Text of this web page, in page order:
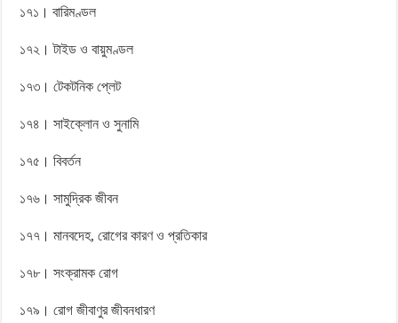
১৭১। বারিমণ্ডল
১৭২। টাইড ও বায়ুমণ্ডল
১৭৩। টেকটনিক প্লেট
১৭৪। সাইক্লোন ও সুনামি
১৭৫। বিবর্তন
১৭৬। সামুদ্রিক জীবন
১৭৭। মানবদেহ, রোগের কারণ ও প্রতিকার
১৭৮। সংক্রামক রোগ
১৭৯। রোগ জীবাণুর জীবনধারণ